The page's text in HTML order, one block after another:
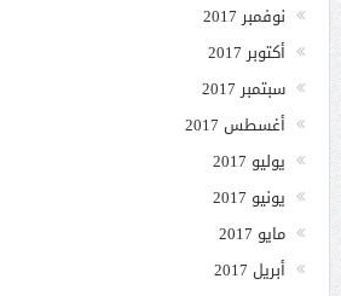
نوفمبر 2017
أكتوبر 2017
سبتمبر 2017
أغسطس 2017
يوليو 2017
يونيو 2017
مايو 2017
أبريل 2017